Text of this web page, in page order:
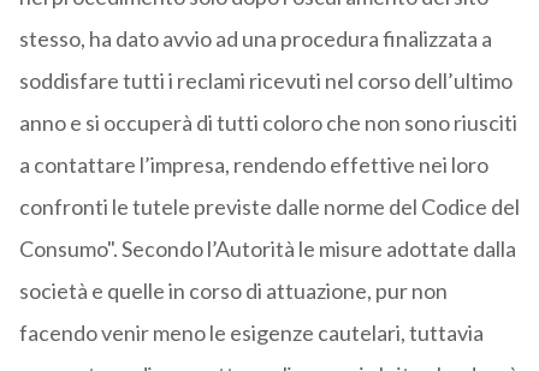
stesso, ha dato avvio ad una procedura finalizzata a
soddisfare tutti i reclami ricevuti nel corso dell’ultimo
anno e si occuperà di tutti coloro che non sono riusciti
a contattare l’impresa, rendendo effettive nei loro
confronti le tutele previste dalle norme del Codice del
Consumo". Secondo l’Autorità le misure adottate dalla
società e quelle in corso di attuazione, pur non
facendo venir meno le esigenze cautelari, tuttavia